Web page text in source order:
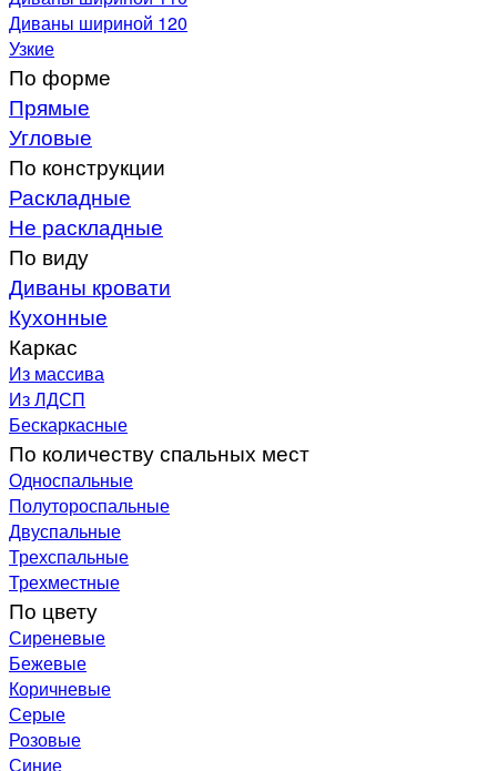
Диваны шириной 120
Узкие
По форме
Прямые
Угловые
По конструкции
Раскладные
Не раскладные
По виду
Диваны кровати
Кухонные
Каркас
Из массива
Из ЛДСП
Бескаркасные
По количеству спальных мест
Односпальные
Полутороспальные
Двуспальные
Трехспальные
Трехместные
По цвету
Сиреневые
Бежевые
Коричневые
Серые
Розовые
Синие